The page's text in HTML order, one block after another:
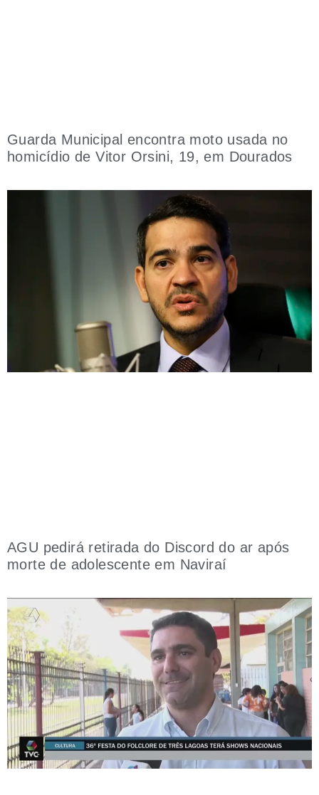
Guarda Municipal encontra moto usada no
homicídio de Vitor Orsini, 19, em Dourados
AGU pedirá retirada do Discord do ar após
morte de adolescente em Naviraí